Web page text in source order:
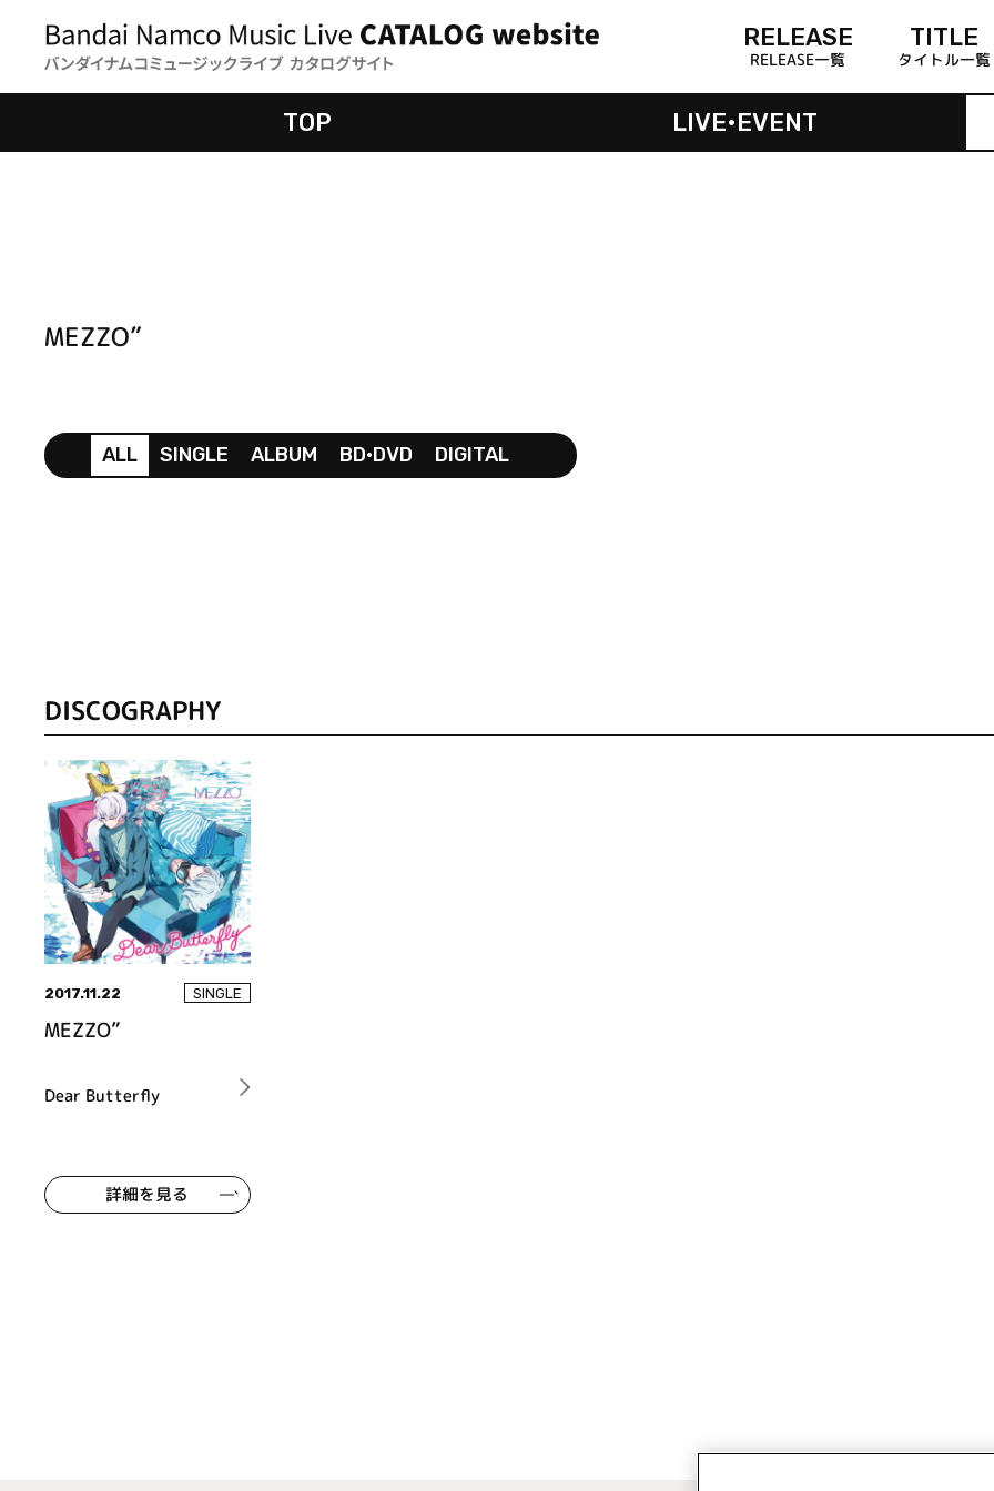
RELEASE
RELEASE一覧
TITLE
タイトル一覧
TOP LIVE•EVENT
MEZZO”
ALL SINGLE ALBUM BD•DVD DIGITAL
DISCOGRAPHY
2017.11.22 SINGLE
MEZZO”
Dear Butterfly
詳細を見る